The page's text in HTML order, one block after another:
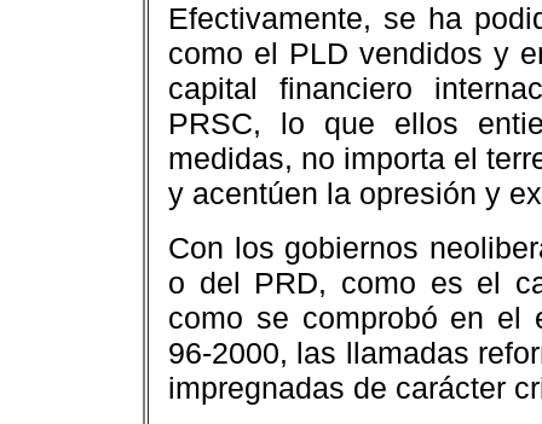
Efectivamente, se ha
como el PLD vendidos y
capital financiero
PRSC, lo que ellos
medidas, no importa el
y acentúen la opresión y
Con los gobiernos
o del PRD, como es el
como se comprobó en el
96-2000, las llamadas
impregnadas de carácter